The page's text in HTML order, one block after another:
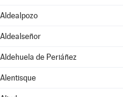
Aldealpozo
Aldealseñor
Aldehuela de Periáñez
Alentisque